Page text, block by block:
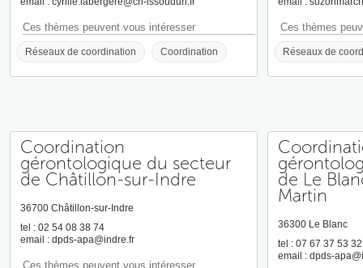
Ces thèmes peuvent vous intéresser
Réseaux de coordination Coordination
Ces thèmes
Réseaux de
Coordination
gérontologique du secteur
de Châtillon-sur-Indre
36700 Châtillon-sur-Indre
tel : 02 54 08 38 74
email : dpds-apa@indre.fr
Ces thèmes peuvent vous intéresser
de Le
Martin
36300 Le Blanc
tel : 07 67 37 53 32
email : dpds-